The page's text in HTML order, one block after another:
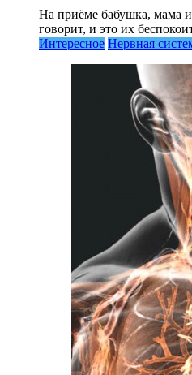
На приёме бабушка, мама
говорит, и это их
Интересное Нервная